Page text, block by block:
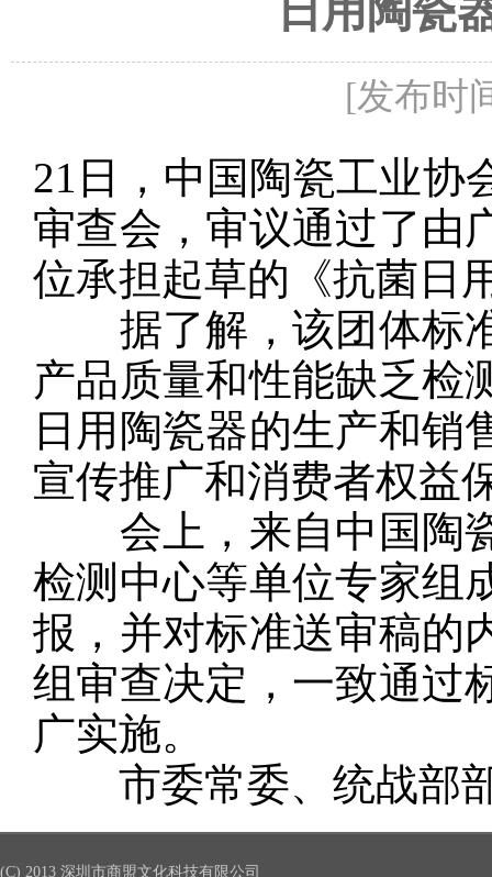
日用陶瓷
[发布时
21日，中国陶瓷工业协
审查会，审议通过了由
位承担起草的《抗菌日
据了解，该团体标准
产品质量和性能缺乏检
日用陶瓷器的生产和销
宣传推广和消费者权益
会上，来自中国陶瓷
检测中心等单位专家组
报，并对标准送审稿的
组审查决定，一致通过
广实施。
市委常委、统战部
(C) 2013 深圳市商盟文化科技有限公司